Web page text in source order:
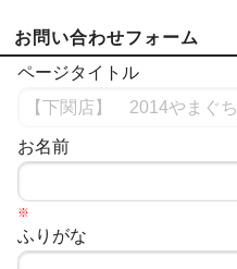
お問い合わせフォーム
ページタイトル
お名前
※
ふりがな